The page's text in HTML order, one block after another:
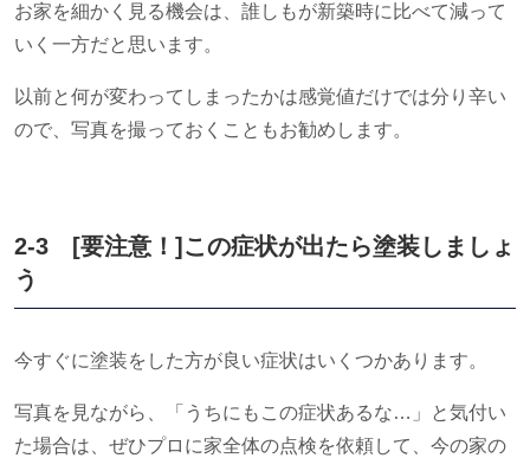
お家を細かく見る機会は、誰しもが新築時に比べて減って
いく一方だと思います。
以前と何が変わってしまったかは感覚値だけでは分り辛い
ので、写真を撮っておくこともお勧めします。
2-3 [要注意！ ] この症状が出たら塗装しましょ
う
今すぐに塗装をした方が良い症状はいくつかあります。
写真を見ながら、「うちにもこの症状あるな…」と気付い
た場合は、ぜひプロに家全体の点検を依頼して、今の家の